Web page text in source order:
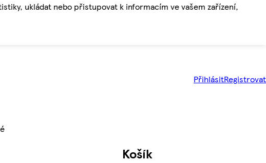
ukládat nebo přistupovat k informacím ve vašem zařízení,
PřihlásitRegistrovat
Košík